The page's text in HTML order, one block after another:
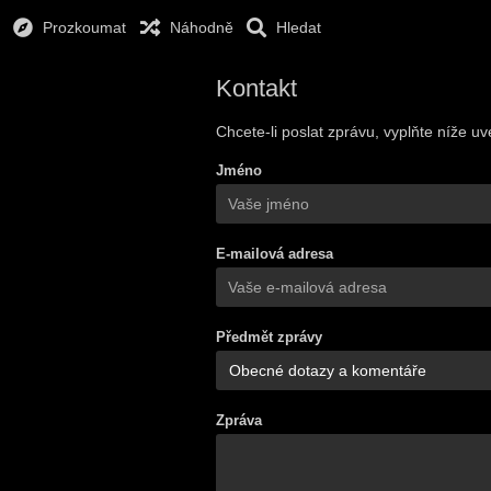
Prozkoumat Náhodně Hledat
Kontakt
Chcete-li poslat zprávu, vyplňte níže
Jméno
E-mailová adresa
Předmět zprávy
Zpráva